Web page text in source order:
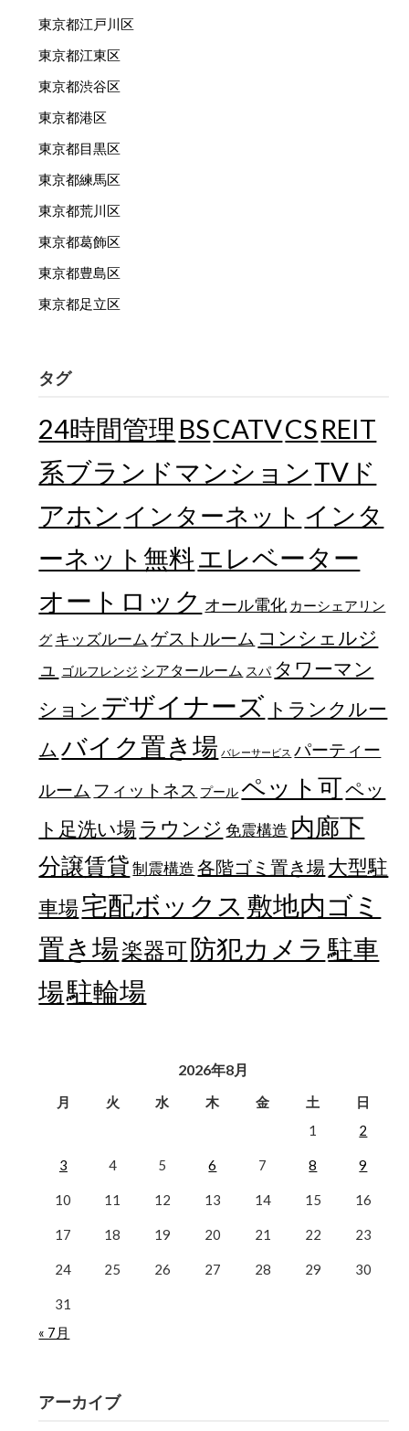
東京都江戸川区
東京都江東区
東京都渋谷区
東京都港区
東京都目黒区
東京都練馬区
東京都荒川区
東京都葛飾区
東京都豊島区
東京都足立区
タグ
24時間管理 BSCATVCS REIT
系ブランドマンション TVド
アホン インターネット インタ
ーネット無料エレベーター
オートロック オール電化 カーシェアリン
グ キッズルーム ゲストルーム コンシェルジ
ュ
ゴルフレンジ シアタールーム スパ タワーマン
ション デザイナーズ トランクルー
ム バイク置き場 バレーサービス パーティー
ルーム フィットネス プール ペット可ペッ
ト足洗い場 ラウンジ 免震構造 内廊下
分譲賃貸 制震構造 各階ゴミ置き場大型駐
車場宅配ボックス 敷地内ゴミ
置き場楽器可防犯カメラ 駐車
場駐輪場
2026年8月
月 火 水 木 金 土
日
1
2
3 4 5 6 7 8 9
10 11 12 13 14 15 16
17 18 19 20 21 22 23
24 25 26 27 28 29 30
31
« 7月
アーカイブ